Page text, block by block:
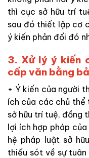
thì cục sở hữu trí
sau đó thiết lập cơ
ý kiến phản đối đó
3. Xử lý ý kiến
cấp văn bằng
+ Ý kiến của người
ích của các chủ thể
sở hữu trí tuệ, đồng
lợi ích hợp pháp
hệ pháp luật sở
thiếu sót về sự